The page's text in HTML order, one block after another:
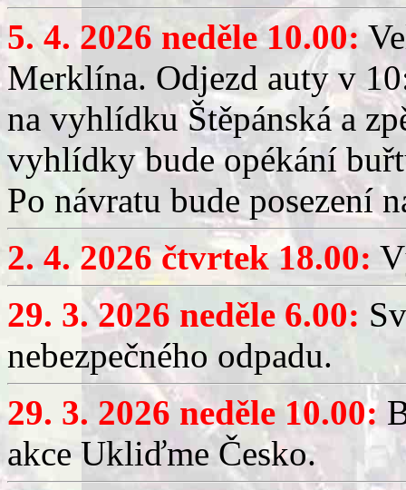
5. 4. 2026 neděle 10.00:
Merklína. Odjezd auty v
na vyhlídku Štěpánská a
vyhlídky bude opékání
Po návratu bude posezení
2. 4. 2026 čtvrtek 18.00:
29. 3. 2026 neděle 6.00:
nebezpečného odpadu.
29. 3. 2026 neděle 10.00:
akce Ukliďme Česko.